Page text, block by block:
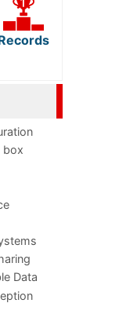
box
Data